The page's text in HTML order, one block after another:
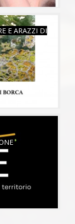
E ARAZZI DI
01/07/2022